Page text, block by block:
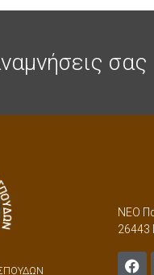
σας
ΝΕΟ
26443